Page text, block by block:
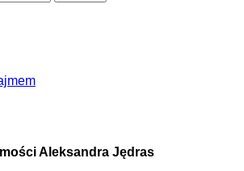
Aleksandra Jędras